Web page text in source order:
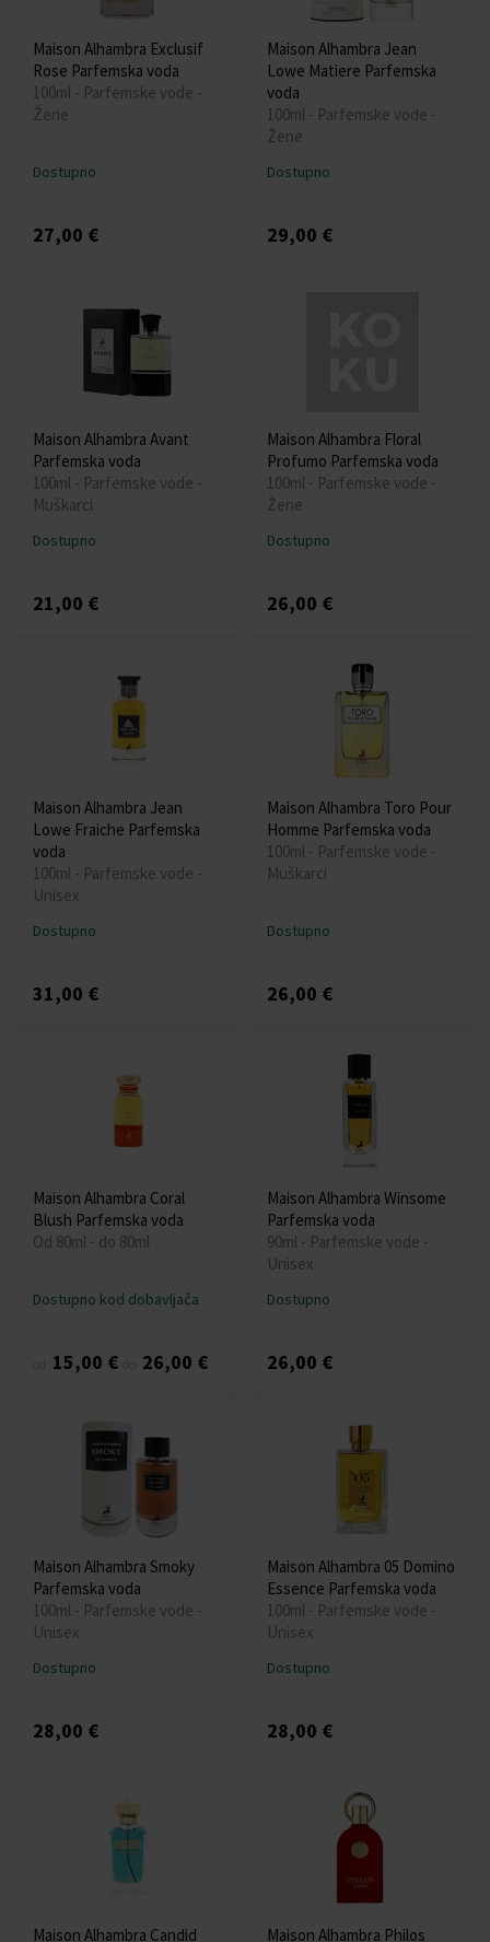
Maison Alhambra Exclusif
Rose Parfemska voda
100ml - Parfemske vode -
Žene
Dostupno
27,00 €
Maison Alhambra Jean
Lowe Matiere Parfemska
voda
100ml - Parfemske vode -
Žene
Dostupno
29,00 €
Maison Alhambra Avant
Parfemska voda
100ml - Parfemske vode -
Muškarci
Dostupno
21,00 €
Maison Alhambra Floral
Profumo Parfemska voda
100ml - Parfemske vode -
Žene
Dostupno
26,00 €
Maison Alhambra Jean
Lowe Fraiche Parfemska
voda
100ml - Parfemske vode -
Unisex
Dostupno
31,00 €
Maison Alhambra Toro Pour
Homme Parfemska voda
100ml - Parfemske vode -
Muškarci
Dostupno
26,00 €
Maison Alhambra Coral
Blush Parfemska voda
Od 80ml - do 80ml
Dostupno kod dobavljača
15,00 € 26,00 €
Maison Alhambra Winsome
Parfemska voda
90ml - Parfemske vode -
Unisex
Dostupno
26,00 €
Maison Alhambra Smoky
Parfemska voda
100ml - Parfemske vode -
Unisex
Dostupno
28,00 €
Maison Alhambra 05 Domino
Essence Parfemska voda
100ml - Parfemske vode -
Unisex
Dostupno
28,00 €
Maison Alhambra Candid
Maison Alhambra Philos